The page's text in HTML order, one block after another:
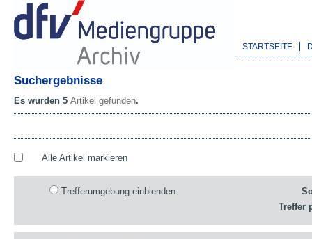
STARTSEITE
Suchergebnisse
Es wurden 5 Artikel gefunden.
Alle Artikel markieren
Trefferumgebung einblenden
Treffer